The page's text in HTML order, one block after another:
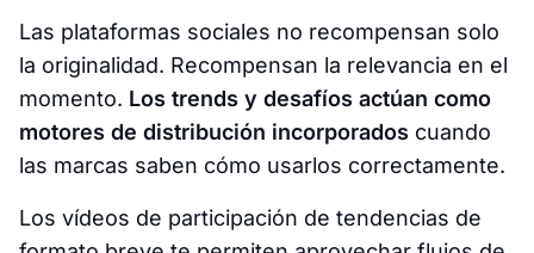
Las plataformas sociales no recompensan solo
la originalidad. Recompensan la relevancia en el
momento. Los trends y desafíos actúan como
motores de distribución incorporados cuando
las marcas saben cómo usarlos correctamente.
Los vídeos de participación de tendencias de